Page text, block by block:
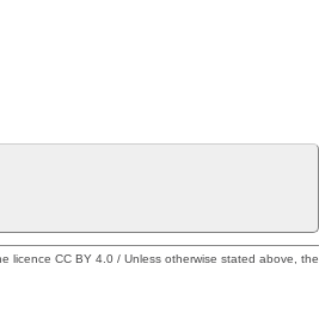
licence CC BY 4.0 / Unless otherwise stated above, the